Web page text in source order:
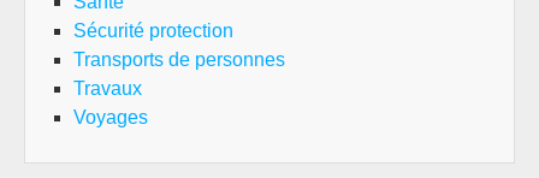
Sécurité protection
Transports de personnes
Travaux
Voyages